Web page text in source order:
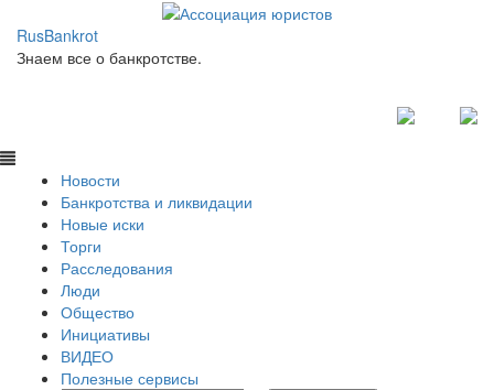
RusBankrot
Знаем все о банкротстве.
Новости
Банкротства и ликвидации
Новые иски
Торги
Расследования
Люди
Общество
Инициативы
ВИДЕО
Полезные сервисы